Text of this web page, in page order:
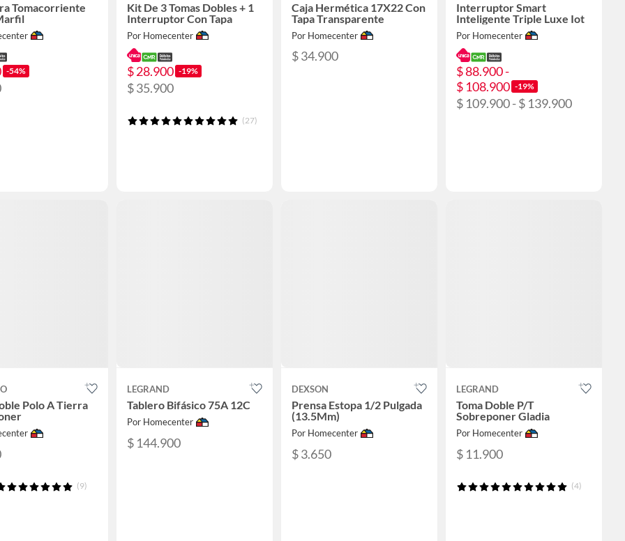
Tomacorriente
-54%
Kit De 3 Tomas Dobles + 1
Interruptor Con Tapa
Por Homecenter
$ 28.900 -19%
$ 35.900
(27)
Caja Hermética 17X22 Con
Tapa Transparente
Por Homecenter
$ 34.900
Interruptor Smart
Inteligente Triple Luxe Iot
Por Homecenter
$ 88.900 -
$ 108.900 -19%
$ 109.900 - $ 139.900
Polo A Tierra
(9)
LEGRAND
Tablero Bifásico 75A 12C
Por Homecenter
$ 144.900
DEXSON
Prensa Estopa 1/2 Pulgada
(13.5Mm)
Por Homecenter
$ 3.650
LEGRAND
Toma Doble P/T
Sobreponer Gladia
Por Homecenter
$ 11.900
(4)